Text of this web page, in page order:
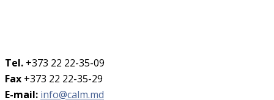
Tel. +373 22 22-35-09
Fax +373 22 22-35-29
E-mail: info@calm.md